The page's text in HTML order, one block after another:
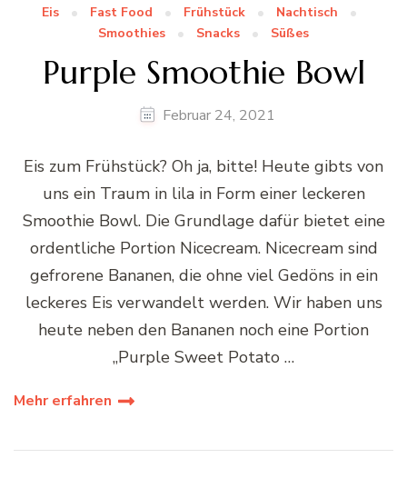
Eis Fast Food Frühstück
Nachtisch
Smoothies
Snacks Süßes
Purple Smoothie Bowl
Februar 24, 2021
Eis zum Frühstück? Oh ja, bitte! Heute gibts von
uns ein Traum in lila in Form einer leckeren
Smoothie Bowl. Die Grundlage dafür bietet eine
ordentliche Portion Nicecream. Nicecream sind
gefrorene Bananen, die ohne viel Gedöns in ein
leckeres Eis verwandelt werden. Wir haben uns
heute neben den Bananen noch eine Portion
„Purple Sweet Potato …
Mehr erfahren